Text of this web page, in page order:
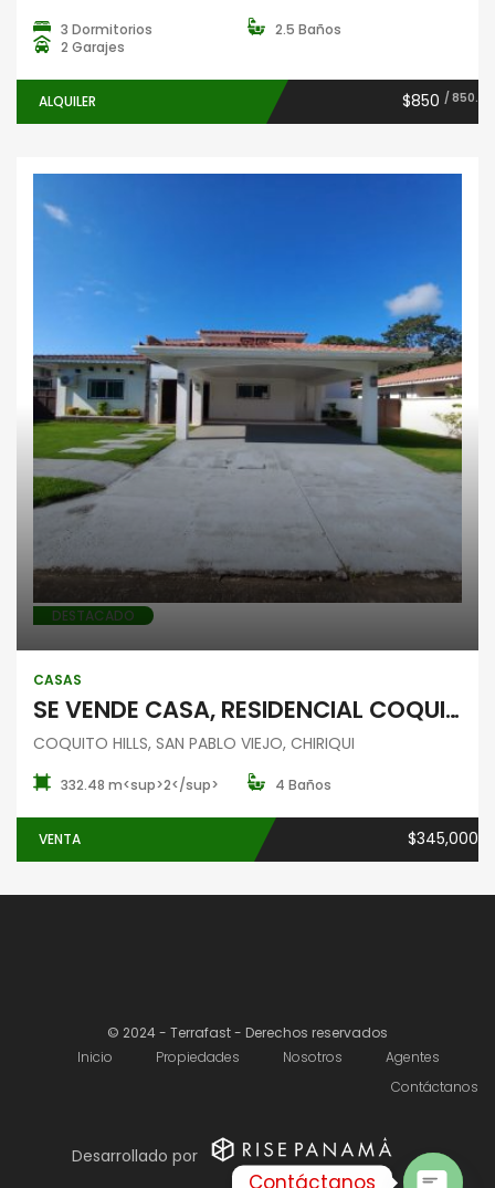
3 Dormitorios
2.5 Baños
2 Garajes
ALQUILER $850 / 850.
Casas
DESTACADO
CASAS
SE VENDE CASA, RESIDENCIAL COQUITO HILLS, SAN PABLO VIEJO, CHIRIQUI
COQUITO HILLS, SAN PABLO VIEJO, CHIRIQUI
332.48 m<sup>2</sup> 4 Baños
VENTA $345,000
© 2024 - Terrafast - Derechos reservados
Inicio
Propiedades Nosotros
Agentes
Contáctanos
Desarrollado por
Contáctanos